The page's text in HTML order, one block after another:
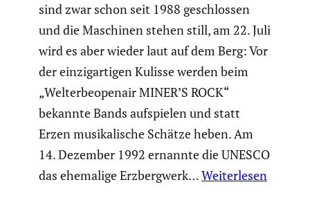
sind zwar schon seit 1988 geschlossen
und die Maschinen stehen still, am 22. Juli
wird es aber wieder laut auf dem Berg: Vor
der einzig­ar­tigen Kulisse werden beim
„Welterbe­openair MINER’S ROCK“
bekannte Bands aufspielen und statt
Erzen musika­li­sche Schätze heben. Am
14. Dezember 1992 ernannte die UNESCO
das ehemalige Erzberg­werk…Weiterlesen